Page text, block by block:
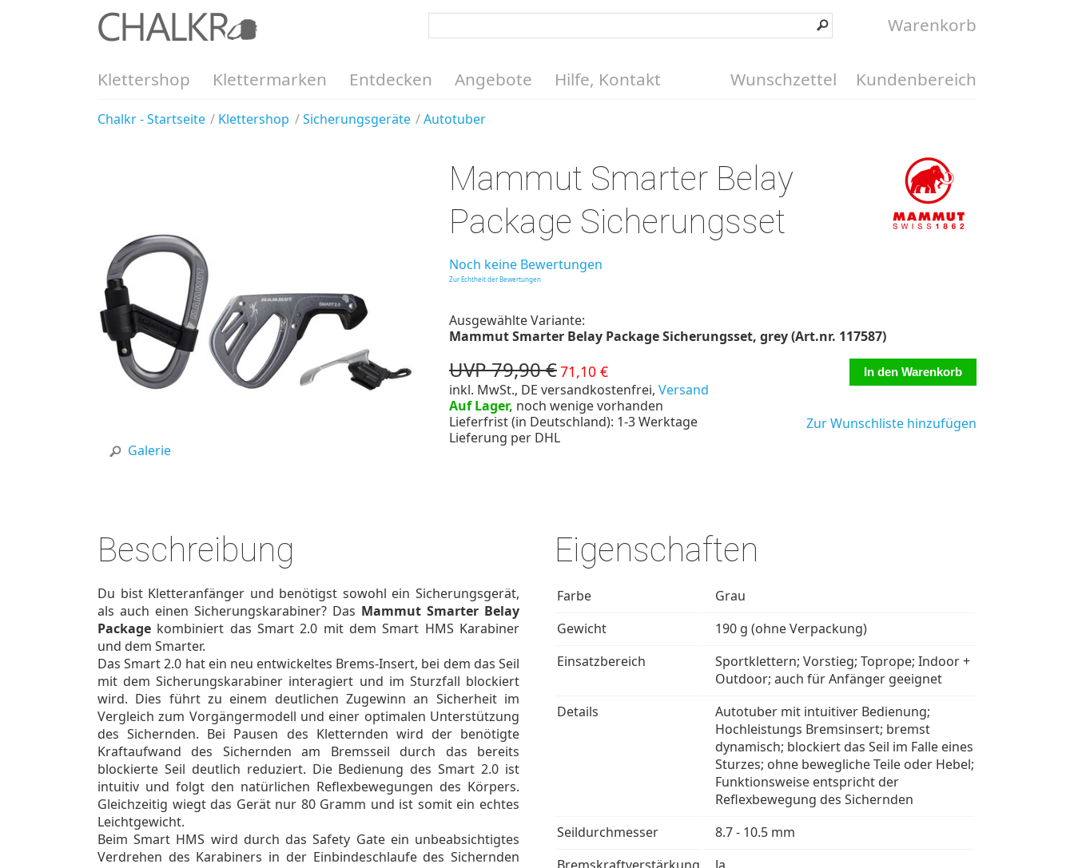
Warenkorb
Klettershop Klettermarken Entdecken Angebote Hilfe, Kontakt Kundenbereich
Wunschzettel
Chalkr - Startseite Klettershop Sicherungsgeräte Autotuber
Galerie
Mammut Smarter Belay
Package Sicherungsset
Noch keine Bewertungen
Zur Echtheit der Bewertungen
Ausgewählte Variante:
Mammut Smarter Belay Package Sicherungsset, grey (Art.nr. 117587)
UVP 79,90 €71,10 €
inkl. MwSt., DE versandkostenfrei, Versand
Auf Lager, noch wenige vorhanden
Lieferfrist (in Deutschland): 1-3 Werktage
Lieferung per DHL
Zur Wunschliste hinzufügen
Eigenschaften
Farbe
Grau
Gewicht
190 g (ohne Verpackung)
Einsatzbereich
Sportklettern; Vorstieg; Toprope; Indoor +
Outdoor; auch für Anfänger geeignet
Details
Autotuber mit intuitiver Bedienung;
Hochleistungs Bremsinsert; bremst
dynamisch; blockiert das Seil im Falle eines
Sturzes; ohne bewegliche Teile oder Hebel;
Funktionsweise entspricht der
Reflexbewegung des Sichernden
Seildurchmesser
8.7 - 10.5 mm
Beschreibung
Du bist Kletteranfänger und benötigst sowohl ein Sicherungsgerät,
als auch einen Sicherungskarabiner? Das Mammut Smarter Belay
Package kombiniert das Smart 2.0 mit dem Smart HMS Karabiner
und dem Smarter.
Das Smart 2.0 hat ein neu entwickeltes Brems-Insert, bei dem das Seil
mit dem Sicherungskarabiner interagiert und im Sturzfall blockiert
wird. Dies führt zu einem deutlichen Zugewinn an Sicherheit im
Vergleich zum Vorgängermodell und einer optimalen Unterstützung
des Sichernden. Bei Pausen des Kletternden wird der benötigte
Kraftaufwand des Sichernden am Bremsseil durch das bereits
blockierte Seil deutlich reduziert. Die Bedienung des Smart 2.0 ist
intuitiv und folgt den natürlichen Reflexbewegungen des Körpers.
Gleichzeitig wiegt das Gerät nur 80 Gramm und ist somit ein echtes
Leichtgewicht.
Beim Smart HMS wird durch das Safety Gate ein unbeabsichtigtes
Verdrehen des Karabiners in der Einbindeschlaufe des Sichernden